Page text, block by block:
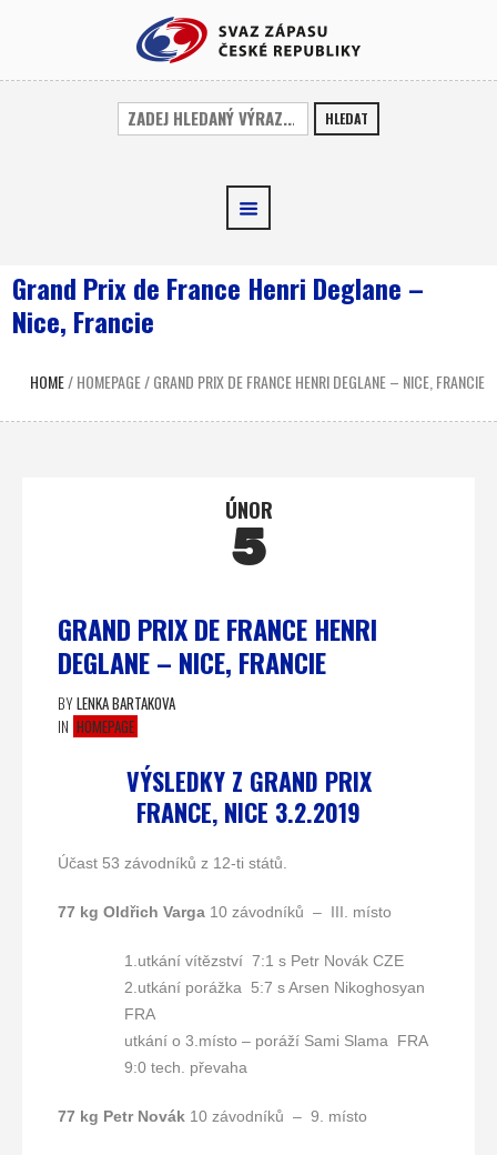
HLEDAT
Grand Prix de France Henri Deglane –
Nice, Francie
HOME/HOMEPAGE/GRAND PRIX DE FRANCE HENRI DEGLANE – NICE, FRANCIE
ÚNOR
5
GRAND PRIX DE FRANCE HENRI
DEGLANE – NICE, FRANCIE
BYLENKA BARTAKOVA
IN HOMEPAGE
VÝSLEDKY Z GRAND PRIX
FRANCE, NICE 3.2.2019
Účast 53 závodníků z 12-ti států.
77 kg Oldřich Varga 10 závodníků – III. místo
1.utkání vítězství 7:1 s Petr Novák CZE
2.utkání porážka 5:7 s Arsen Nikoghosyan
FRA
utkání o 3.místo – poráží Sami Slama FRA
9:0 tech. převaha
77 kg Petr Novák 10 závodníků – 9. místo